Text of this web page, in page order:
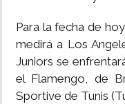
Para la fecha de
medirá a Los
Juniors se
el Flamengo, de
Sportive de Tunis